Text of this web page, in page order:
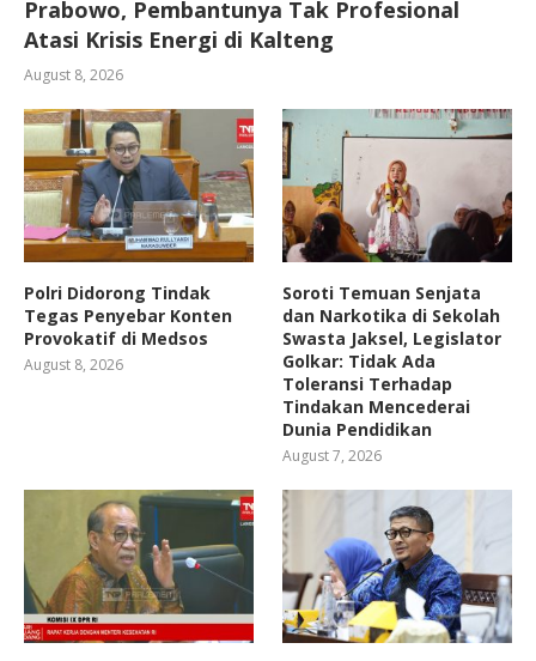
Prabowo, Pembantunya Tak Profesional
Atasi Krisis Energi di Kalteng
August 8, 2026
Polri Didorong Tindak
Tegas Penyebar Konten
Provokatif di Medsos
August 8, 2026
Soroti Temuan Senjata
dan Narkotika di Sekolah
Swasta Jaksel, Legislator
Golkar: Tidak Ada
Toleransi Terhadap
Tindakan Mencederai
Dunia Pendidikan
August 7, 2026